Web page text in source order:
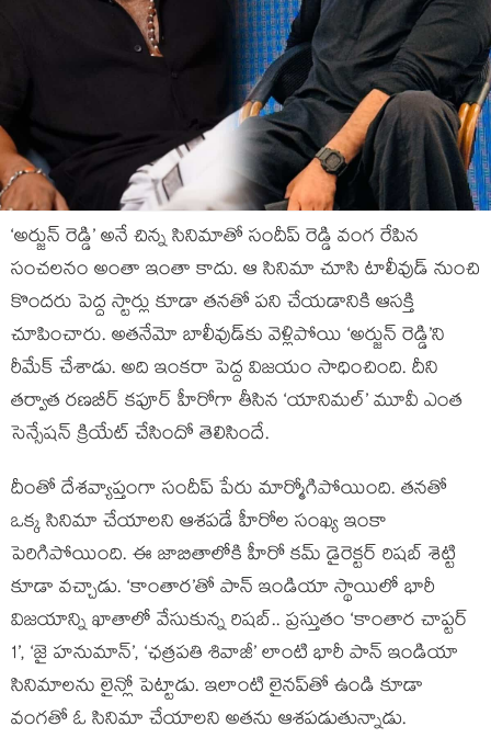
‘అర్జున్ రెడ్డి’ అనే చిన్న సినిమాతో సందీప్ రెడ్డి వంగ రేపిన
సంచలనం అంతా ఇంతా కాదు. ఆ సినిమా చూసి టాలీవుడ్ నుంచి
కొందరు పెద్ద స్టార్లు కూడా తనతో పని చేయడానికి ఆసక్తి
చూపించారు. అతనేమో బాలీవుడ్‌కు వెళ్లిపోయి ‘అర్జున్ రెడ్డి’ని
రీమేక్ చేశాడు. అది ఇంకరా పెద్ద విజయం సాధించింది. దీని
తర్వాత రణబీర్ కపూర్ హీరోగా తీసిన ‘యానిమల్’ మూవీ ఎంత
సెన్సేషన్ క్రియేట్ చేసిందో తెలిసిందే.
దీంతో దేశవ్యాప్తంగా సందీప్ పేరు మార్మోగిపోయింది. తనతో
ఒక్క సినిమా చేయాలని ఆశపడే హీరోల సంఖ్య ఇంకా
పెరిగిపోయింది. ఈ జాబితాలోకి హీరో కమ్ డైరెక్టర్ రిషబ్ శెట్టి
కూడా వచ్చాడు. ‘కాంతార’తో పాన్ ఇండియా స్థాయిలో భారీ
విజయాన్ని ఖాతాలో వేసుకున్న రిషబ్.. ప్రస్తుతం ‘కాంతార చాప్టర్
1’, ‘జై హనుమాన్’, ‘ఛత్రపతి శివాజీ’ లాంటి భారీ పాన్ ఇండియా
సినిమాలను లైన్లో పెట్టాడు. ఇలాంటి లైనప్‌తో ఉండి కూడా
వంగతో ఓ సినిమా చేయాలని అతను ఆశపడుతున్నాడు.